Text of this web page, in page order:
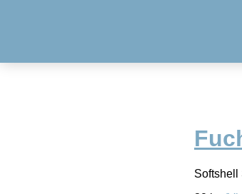
Softshell